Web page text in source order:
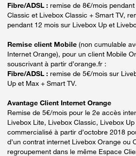
Fibre/ADSL : remise de 8€/mois
Classic et Livebox Classic + Smart TV,
pendant 12 mois sur Livebox Up et
Remise client Mobile (non cumulable
Internet Orange), pour un client Mobile
souscrivant à partir d’orange.fr :
Fibre/ADSL : remise de 5€/mois sur
Up et Max + Smart TV.
Avantage Client Internet Orange
Remise de 5€/mois pour le 2e accès
Livebox Lite, Livebox Classic, Livebox
commercialisé à partir d’octobre 2018
d’un contrat internet Livebox Orange ou
regroupement dans le même Espace